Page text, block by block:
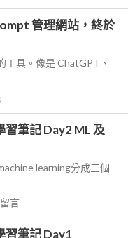
管理網站，終於
工具。像是 ChatGPT、
筆記 Day2 ML 及
learning分成三個
言
習筆記 Day1